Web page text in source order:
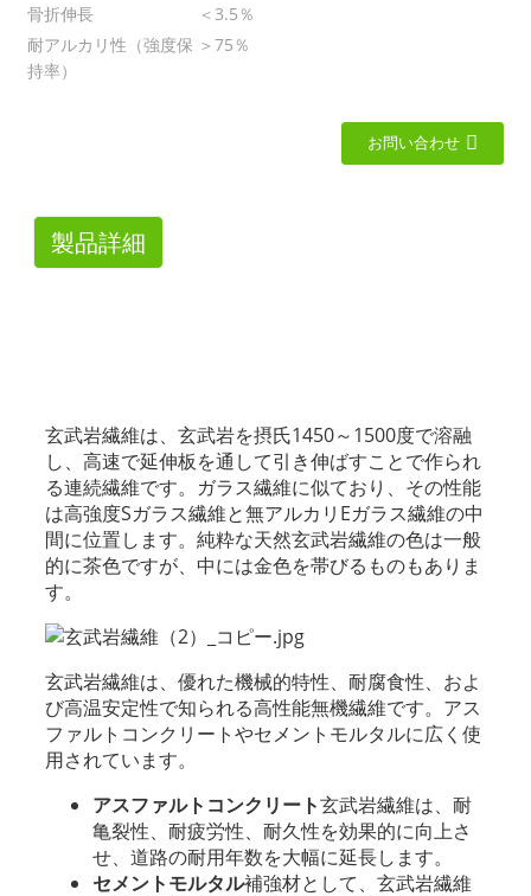
骨折伸長
＜3.5％
耐アルカリ性（強度保
持率）
＞75％
お問い合わせ
製品詳細
玄武岩繊維は、玄武岩を摂氏1450～1500度で溶融
し、高速で延伸板を通して引き伸ばすことで作られ
る連続繊維です。ガラス繊維に似ており、その性能
は高強度Sガラス繊維と無アルカリEガラス繊維の中
間に位置します。純粋な天然玄武岩繊維の色は一般
的に茶色ですが、中には金色を帯びるものもありま
す。
玄武岩繊維は、優れた機械的特性、耐腐食性、およ
び高温安定性で知られる高性能無機繊維です。アス
ファルトコンクリートやセメントモルタルに広く使
用されています。
アスファルトコンクリート玄武岩繊維は、耐
亀裂性、耐疲労性、耐久性を効果的に向上さ
せ、道路の耐用年数を大幅に延長します。
セメントモルタル補強材として、玄武岩繊維